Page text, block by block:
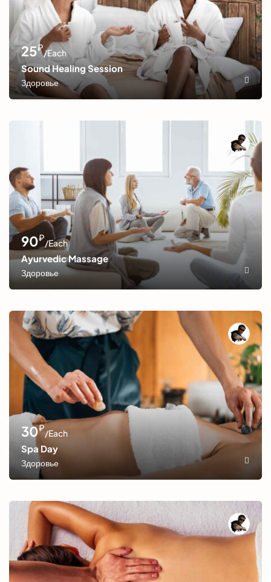
25₽/Each
Sound Healing Session
Здоровье
90₽/Each
Ayurvedic Massage
Здоровье
30₽/Each
Spa Day
Здоровье